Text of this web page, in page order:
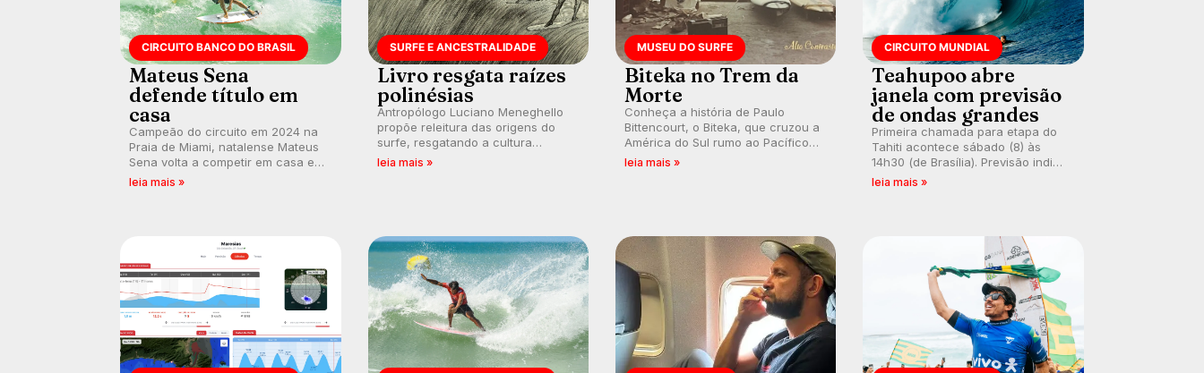
CIRCUITO BANCO DO BRASIL
Mateus Sena
defende título em
casa
Campeão do circuito em 2024 na
Praia de Miami, natalense Mateus
Sena volta a competir em casa em
busca de manter a hegemonia
leia mais »
SURFE E ANCESTRALIDADE
Livro resgata raízes
polinésias
Antropólogo Luciano Meneghello
propõe releitura das origens do
surfe, resgatando a cultura
polinésia e questionando a visão
leia mais »
MUSEU DO SURFE
Biteka no Trem da
Morte
Conheça a história de Paulo
Bittencourt, o Biteka, que cruzou a
América do Sul rumo ao Pacífico
em uma jornada que se tornou um
leia mais »
CIRCUITO MUNDIAL
Teahupoo abre
janela com previsão
de ondas grandes
Primeira chamada para etapa do
Tahiti acontece sábado (8) às
14h30 (de Brasília). Previsão indica
swell consistente. Medina
leia mais »